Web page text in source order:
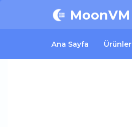
MoonVM
Ana Sayfa Ürünler